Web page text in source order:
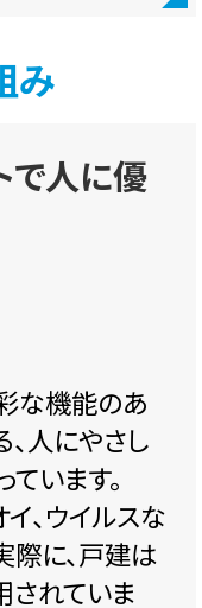
み
で人に優
な機能のあ
、人にやさし
います。
、ウイルスな
際に、戸建は
されていま